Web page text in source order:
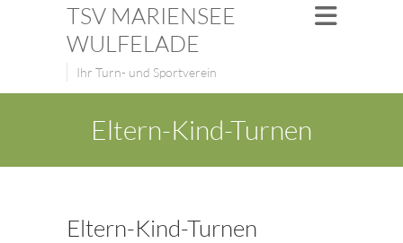
TSV MARIENSEE
WULFELADE
Ihr Turn- und Sportverein
Eltern-Kind-Turnen
Eltern-Kind-Turnen